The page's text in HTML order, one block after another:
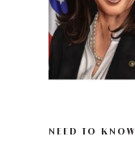
NEED TO KNOW